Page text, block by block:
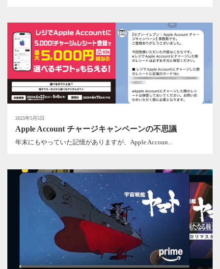
2025年5月5日
Apple Account チャージキャンペーンの不思議
年末にもやっていた記憶がありますが、Apple Accoun...